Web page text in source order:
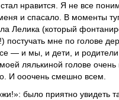
нравится. Я не все
и спасало. В моменты
Лелика (который
постучать мне по голове
— и мы, и дети, и
лялькиной голове очень
И ооочень смешно всем.
было приятно увидеть